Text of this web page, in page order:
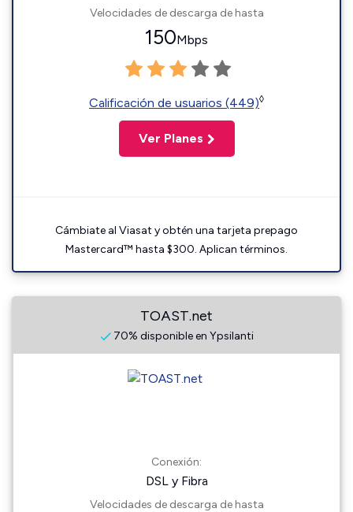
Velocidades de descarga de hasta
150Mbps
Calificación de usuarios (449)◊
Ver Planes
Cámbiate al Viasat y obtén una tarjeta prepago
Mastercard™ hasta $300. Aplican términos.
TOAST.net
70% disponible en Ypsilanti
Conexión:
DSL y Fibra
Velocidades de descarga de hasta